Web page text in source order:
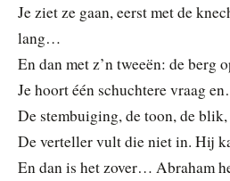
Je ziet ze gaan, eerst met de
lang…
En dan met z’n tweeën: de berg
Je hoort één schuchtere vraag
De stembuiging, de toon, de
De verteller vult die niet in. Hij
En dan is het zover… Abraham